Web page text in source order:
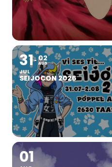
31
JUL
02
AUG
SEIJOCON 2026
01